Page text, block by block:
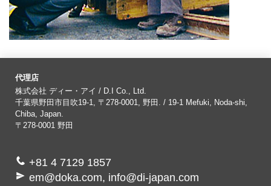
代理店
株式会社 ディー・アイ / D.I Co., Ltd.
千葉県野田市目吹19-1, 〒278-0001, 野田. / 19-1 Mefuki, Noda-shi,
Chiba, Japan.
〒278-0001 野田
+81 4 7129 1857
em@doka.com, info@di-japan.com